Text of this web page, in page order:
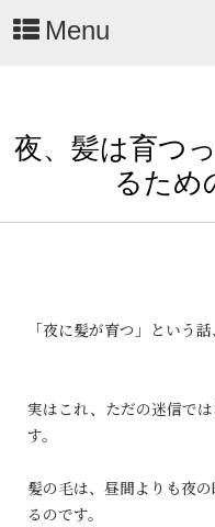
Menu
夜、髪は育つ
るため
「夜に髪が育つ」という
実はこれ、ただの迷信で
す。
髪の毛は、昼間よりも夜
るのです。